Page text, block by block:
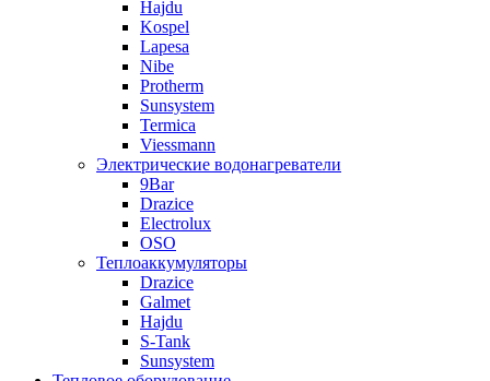
Hajdu
Kospel
Lapesa
Nibe
Protherm
Sunsystem
Termica
Viessmann
Электрические водонагреватели
9Bar
Drazice
Electrolux
OSO
Теплоаккумуляторы
Drazice
Galmet
Hajdu
S-Tank
Sunsystem